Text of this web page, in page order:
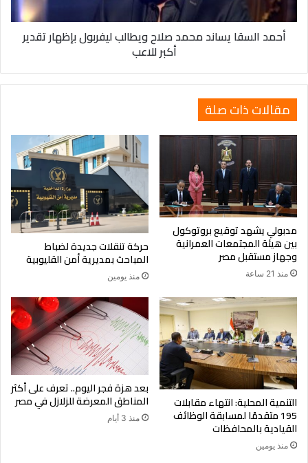
بإظهار
تقدير
أكبرأحمد السقا يساند محمد صلاح ويطالب ليفربول بإظهار تقدير
أكبر للاعب
مقالات ذات صلة
مدبولي يشهد توقيع بروتوكول
بين هيئة المجتمعات العمرانية
وجهاز مستقبل مصر
منذ 21 ساعة
حركة تنقلات جديدة لضباط
المباحث بمديرية أمن القليوبية
منذ يومين
التنمية المحلية: انتهاء مقابلات
195 متقدمًا لمسابقة الوظائف
القيادية بالمحافظات
منذ يومين
بعد هزة فجر اليوم.. تعرف على أكثر
المناطق المعرضة للزلازل في مصر
منذ 3 أيام